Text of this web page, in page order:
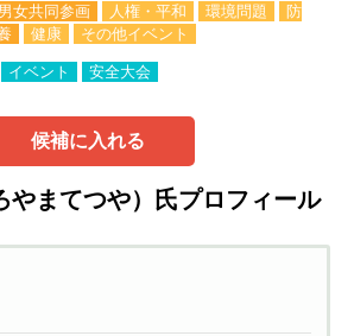
女共同参画 人権・平和 環境問題
防
健康 その他イベント
イベント 安全大会
候補に入れる
やまてつや）氏プロフィール